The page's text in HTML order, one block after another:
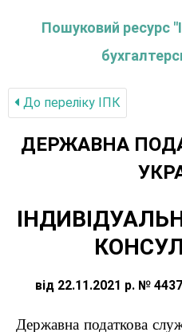
Пошуковий ресурс
До переліку IПК
ДЕРЖАВНА
від 22.11.2021 р. №
Державна податкова